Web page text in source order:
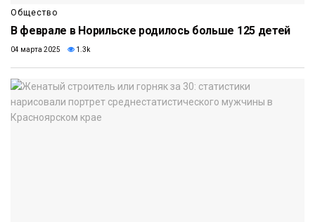
Общество
В феврале в Норильске родилось больше 125 детей
04 марта 2025 1.3k